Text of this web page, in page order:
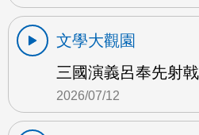
文學大觀園
三國演義呂奉先射
2026/07/12